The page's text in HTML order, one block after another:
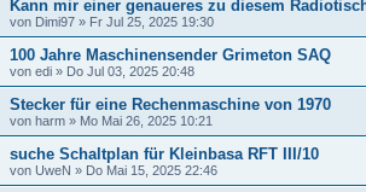
Kann mir einer genaueres zu diesem
von Dimi97 » Fr Jul 25, 2025 19:30
100 Jahre Maschinensender Grimeton SAQ
von edi » Do Jul 03, 2025 20:48
Stecker für eine Rechenmaschine von 1970
von harm » Mo Mai 26, 2025 10:21
suche Schaltplan für Kleinbasa RFT III/10
von UweN » Do Mai 15, 2025 22:46